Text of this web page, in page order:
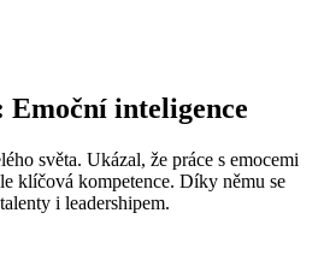
Emoční inteligence
světa. Ukázal, že práce s emocemi
klíčová kompetence. Díky němu se
i leadershipem.